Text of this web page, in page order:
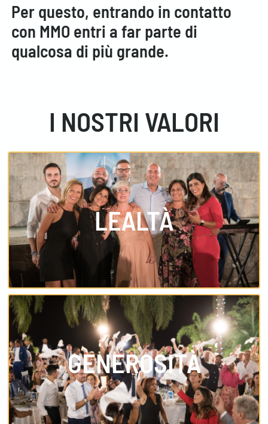
Per questo, entrando in contatto
con MMO entri a far parte di
qualcosa di più grande.
I NOSTRI VALORI
LEALTÀ
GENEROSITÀ